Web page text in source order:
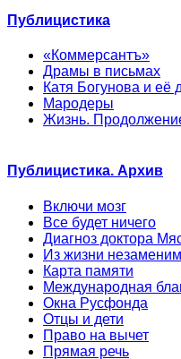
Публицистика
«Коммерсантъ»
Драмы в письмах
Катя Богунова и её
Мародеры
Жизнь.
Публицистика. Архив
Включи мозг
Все будет ничего
Диагноз доктора
Из жизни
Карта памяти
Международная
Окна Русфонда
Отцы и дети
Право на вычет
Прямая речь